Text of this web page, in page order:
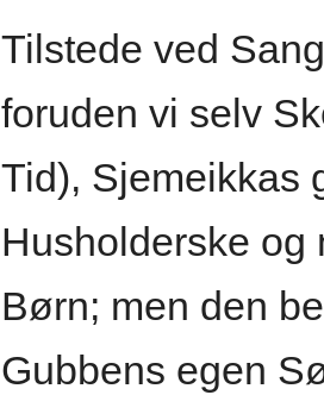
Tilstede ved
foruden vi selv
Tid), Sjemeikkas
Husholderske og
Børn; men den
Gubbens egen